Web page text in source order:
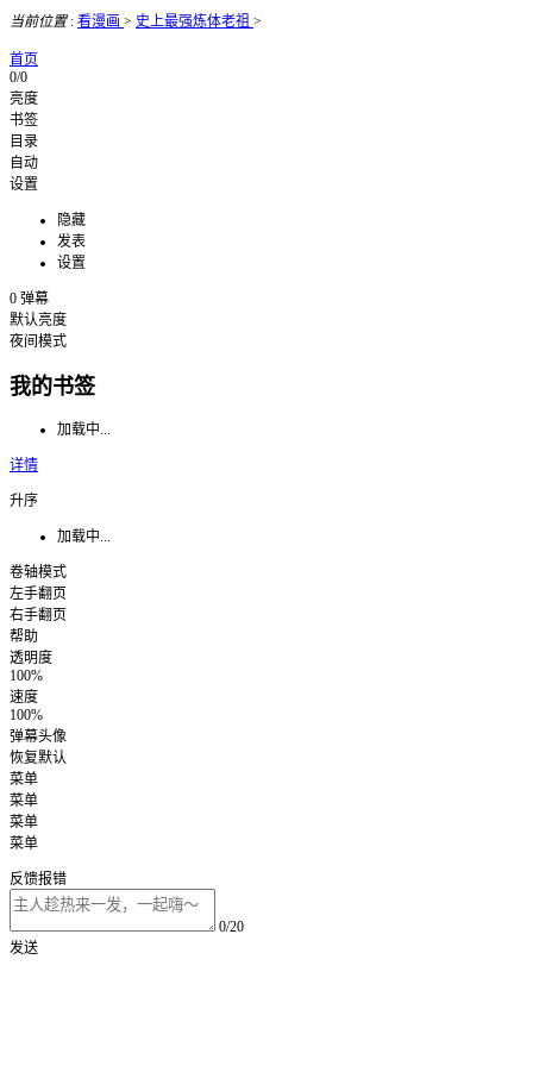
当前位置: 看漫画 > 史上最强炼体老祖 >
首页
0/0
亮度
书签
目录
自动
设置
隐藏
发表
设置
0 弹幕
默认亮度
夜间模式
我的书签
加载中...
详情
升序
加载中...
卷轴模式
左手翻页
右手翻页
帮助
透明度
100%
速度
100%
弹幕头像
恢复默认
菜单
菜单
菜单
菜单
反馈报错
0/20
发送